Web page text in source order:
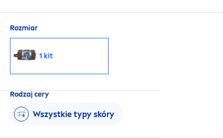
Rozmiar
1 kit
Rodzaj cery
Wszystkie typy skóry